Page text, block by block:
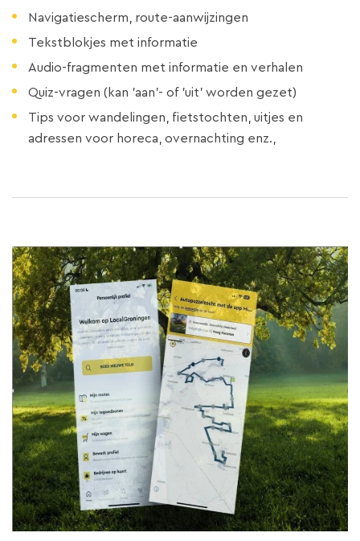
Navigatiescherm, route-aanwijzingen
Tekstblokjes met informatie
Audio-fragmenten met informatie en verhalen
Quiz-vragen (kan 'aan'- of 'uit' worden gezet)
Tips voor wandelingen, fietstochten, uitjes en
adressen voor horeca, overnachting enz.,